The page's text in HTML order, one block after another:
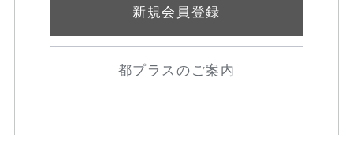
新規会員登録
都プラスのご案内